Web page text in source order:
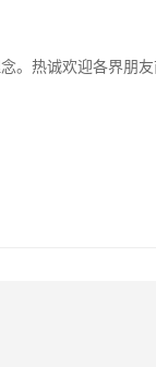
。热诚欢迎各界朋友